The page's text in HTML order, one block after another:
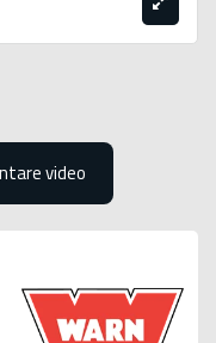
video